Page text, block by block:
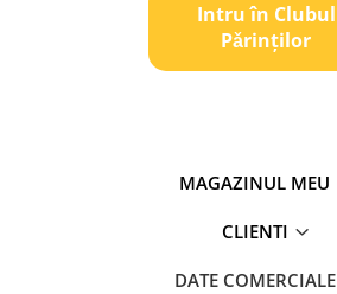
Intru în Clubul
Pǎrinților
MAGAZINUL MEU
CLIENTI
DATE COMERCIALE